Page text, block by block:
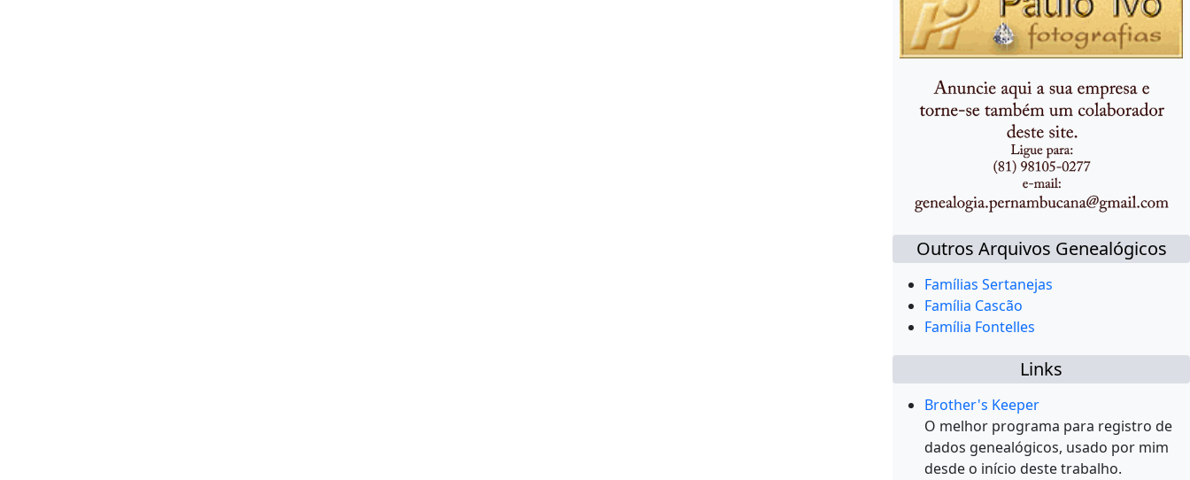
Outros Arquivos Genealógicos
Famílias Sertanejas
Família Cascão
Família Fontelles
Links
Brother's Keeper
O melhor programa para registro de
dados genealógicos, usado por mim
desde o início deste trabalho.